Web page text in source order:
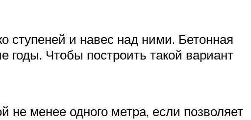
ступеней и навес над ними. Бетонная
годы. Чтобы построить такой вариант
менее одного метра, если позволяет